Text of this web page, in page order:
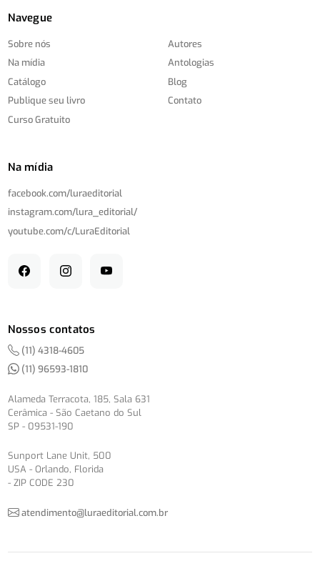
Navegue
Sobre nós
Na mídia
Catálogo
Publique seu livro
Curso Gratuito
Autores
Antologias
Blog
Contato
Na mídia
facebook.com/luraeditorial
instagram.com/lura_editorial/
youtube.com/c/LuraEditorial
Nossos contatos
(11) 4318-4605
(11) 96593-1810
Alameda Terracota, 185, Sala 631
Cerâmica - São Caetano do Sul
SP - 09531-190
Sunport Lane Unit, 500
USA - Orlando, Florida
- ZIP CODE 230
atendimento@luraeditorial.com.br